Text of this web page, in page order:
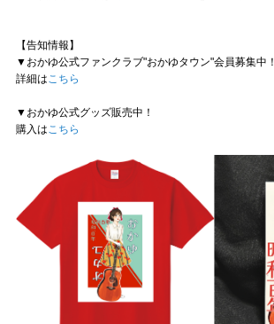
【告知情報】
▼おかゆ公式ファンクラブ"おかゆタウン"会員募集中！
詳細はこちら
▼おかゆ公式グッズ販売中！
購入はこちら